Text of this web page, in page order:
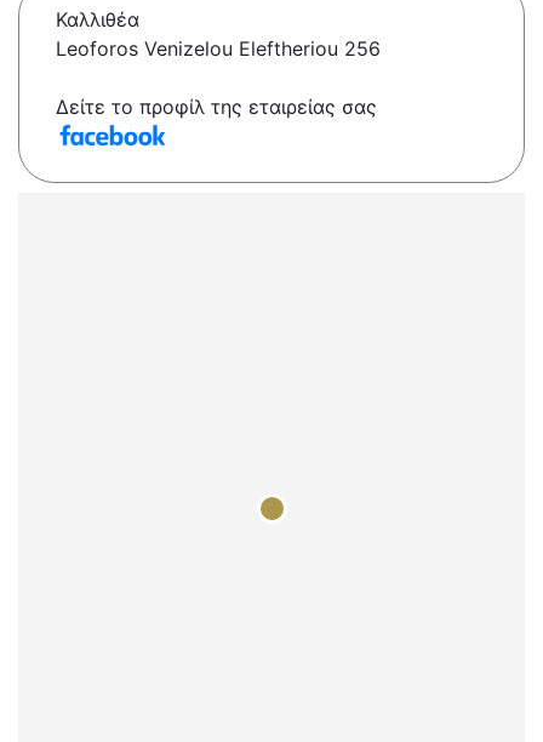
Καλλιθέα
Leoforos Venizelou Eleftheriou 256
Δείτε το προφίλ της εταιρείας σας